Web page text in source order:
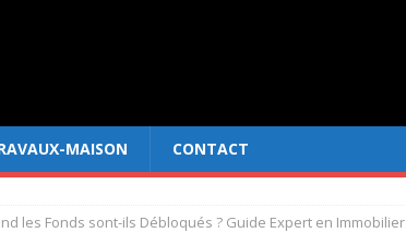
MAISON CONTACT
les Fonds sont-ils Débloqués ? Guide Expert en Immobilier